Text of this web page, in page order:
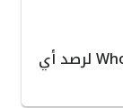
مراجعة تطبيق Who Touched My Phone لرصد أي